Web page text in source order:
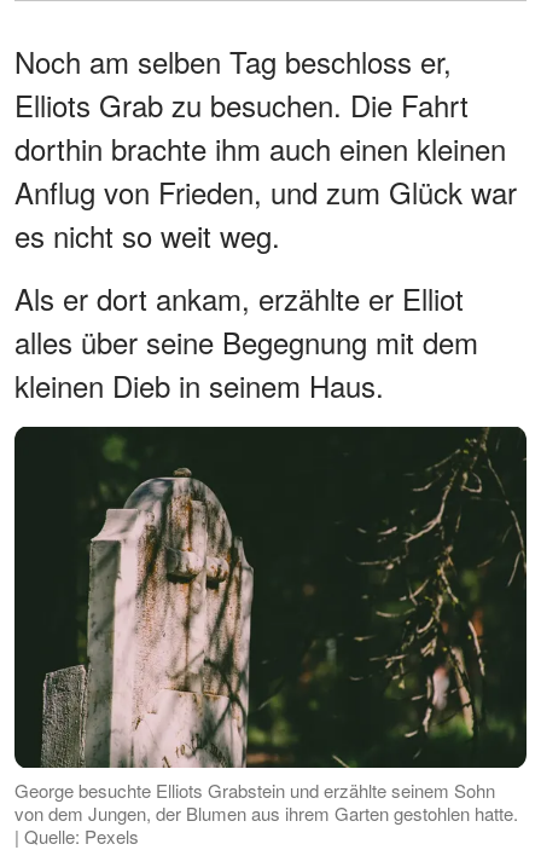
Noch am selben Tag beschloss er,
Elliots Grab zu besuchen. Die Fahrt
dorthin brachte ihm auch einen kleinen
Anflug von Frieden, und zum Glück war
es nicht so weit weg.
Als er dort ankam, erzählte er Elliot
alles über seine Begegnung mit dem
kleinen Dieb in seinem Haus.
George besuchte Elliots Grabstein und erzählte seinem Sohn
von dem Jungen, der Blumen aus ihrem Garten gestohlen hatte.
| Quelle: Pexels